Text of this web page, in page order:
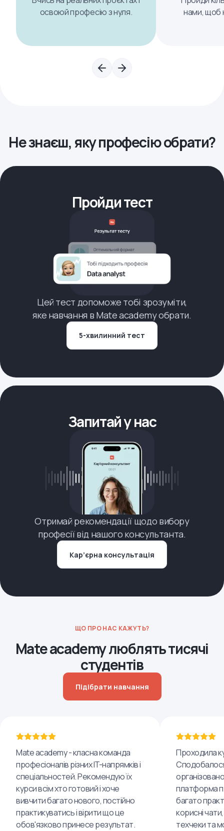
освоюй професію з нуля.
нами, щоб
Не знаєш, яку професію обрати?
Пройди тест
Цей тест допоможе тобі зрозуміти,
яке навчання в Mate academy обрати.
5-хвилинний тест
Запитай у нас
Отримай рекомендації щодо вибору
професії від нашого консультанта.
Кар’єрна консультація
ЩО ПРО НАС КАЖУТЬ?
Mate academy люблять тисячі
студентів
Підібрати навчання
Mate academy - класна команда
професіоналів різних IT-напрямків і
спеціальностей. Рекомендую їх
курси всім хто готовий і хоче
вивчити багато нового, постійно
практикуватись і вірити що це
обов'язково принесе результат.
Проходила
платформа
багато
корисні
техчеки та